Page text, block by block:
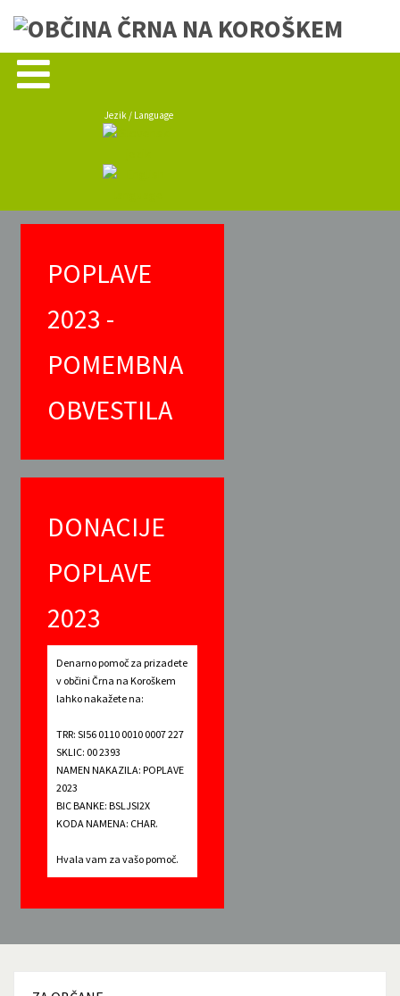
Jezik / Language
POPLAVE
2023 -
POMEMBNA
OBVESTILA
DONACIJE
POPLAVE
2023
Denarno pomoč za prizadete
v občini Črna na Koroškem
lahko nakažete na:
TRR: SI56 0110 0010 0007 227
SKLIC: 00 2393
NAMEN NAKAZILA: POPLAVE
2023
BIC BANKE: BSLJSI2X
KODA NAMENA: CHAR.
Hvala vam za vašo pomoč.